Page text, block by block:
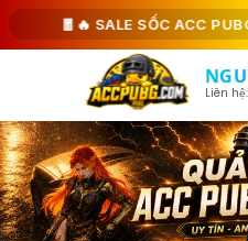
🧧🔥 SALE SỐC ACC PUBG
Liên
#89943
#62615
#44616
#27765